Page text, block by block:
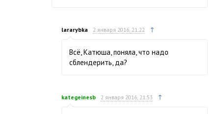
lararybka 2 января 2016, 21:22 ↑
Всё, Катюша, поняла, что надо
сблендерить, да?
kategeinesb 2 января 2016, 21:53 ↑